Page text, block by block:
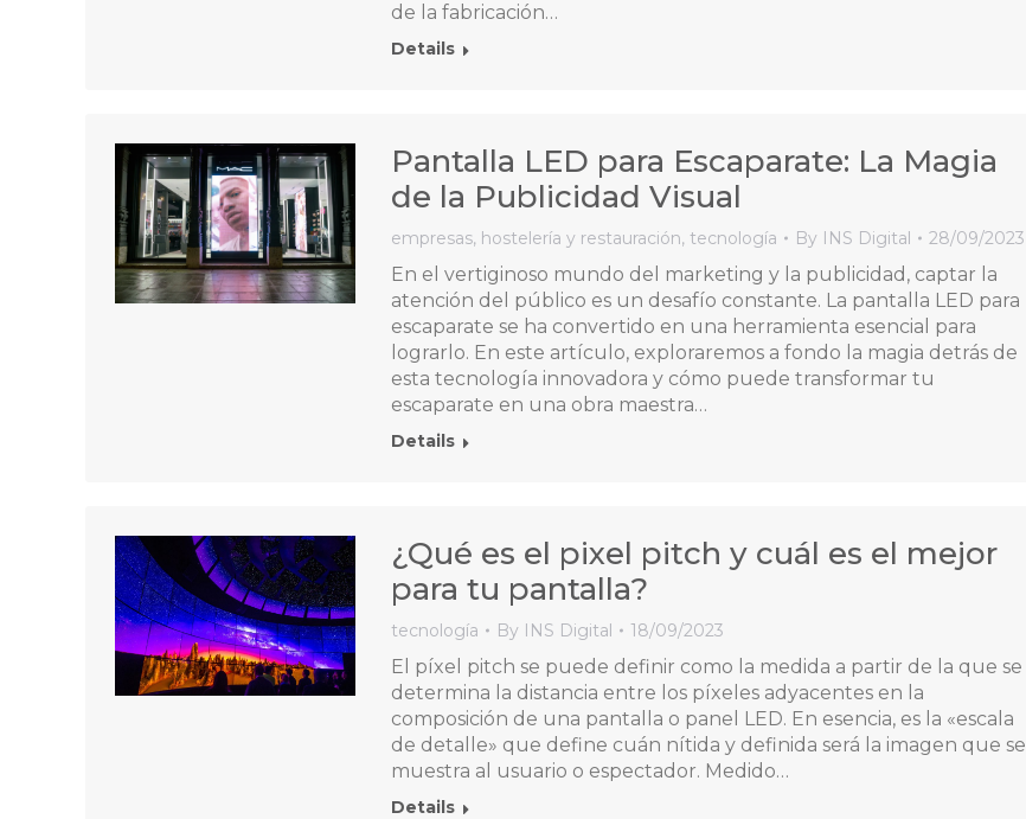
de la fabricación…
Details
Pantalla LED para Escaparate: La Magia
de la Publicidad Visual
empresas, hostelería y restauración, tecnología By INS Digital 28/09/2023
En el vertiginoso mundo del marketing y la publicidad, captar la
atención del público es un desafío constante. La pantalla LED para
escaparate se ha convertido en una herramienta esencial para
lograrlo. En este artículo, exploraremos a fondo la magia detrás de
esta tecnología innovadora y cómo puede transformar tu
escaparate en una obra maestra…
Details
¿Qué es el pixel pitch y cuál es el mejor
para tu pantalla?
tecnología By INS Digital 18/09/2023
El píxel pitch se puede definir como la medida a partir de la que se
determina la distancia entre los píxeles adyacentes en la
composición de una pantalla o panel LED. En esencia, es la «escala
de detalle» que define cuán nítida y definida será la imagen que se
muestra al usuario o espectador. Medido…
Details